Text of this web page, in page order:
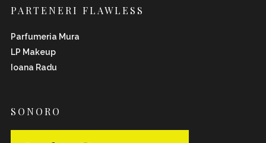
PARTENERI FLAWLESS
Parfumeria Mura
LP Makeup
Ioana Radu
SONORO